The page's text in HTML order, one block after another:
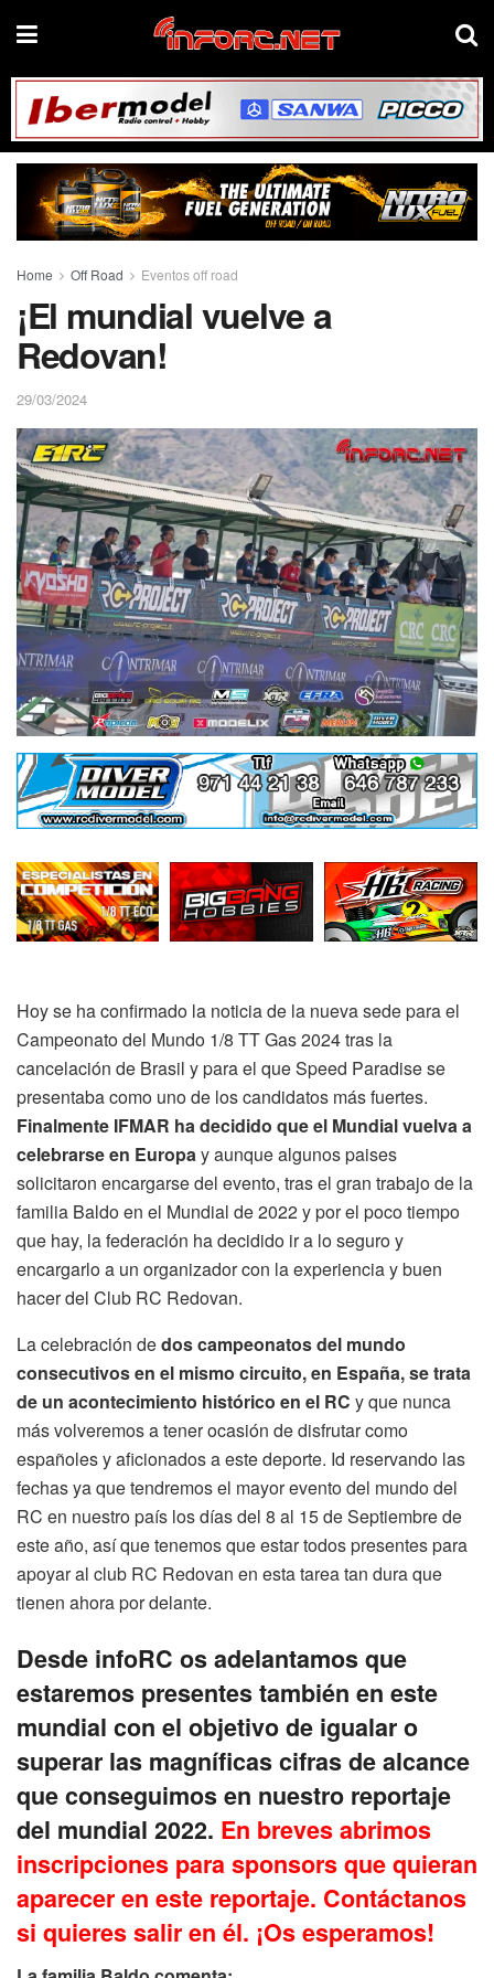
Home Off Road Eventos off road
¡El mundial vuelve a
Redovan!
29/03/2024
Hoy se ha confirmado la noticia de la nueva sede para el
Campeonato del Mundo 1/8 TT Gas 2024 tras la
cancelación de Brasil y para el que Speed Paradise se
presentaba como uno de los candidatos más fuertes.
Finalmente IFMAR ha decidido que el Mundial vuelva a
celebrarse en Europay aunque algunos paises
solicitaron encargarse del evento, tras el gran trabajo de la
familia Baldo en el Mundial de 2022 y por el poco tiempo
que hay, la federación ha decidido ir a lo seguro y
encargarlo a un organizador con la experiencia y buen
hacer del Club RC Redovan.
La celebración dedos campeonatos del mundo
consecutivos en el mismo circuito, en España, se trata
de un acontecimiento histórico en el RC y que nunca
más volveremos a tener ocasión de disfrutar como
españoles y aficionados a este deporte. Id reservando las
fechas ya que tendremos el mayor evento del mundo del
RC en nuestro país los días del 8 al 15 de Septiembre de
este año, así que tenemos que estar todos presentes para
apoyar al club RC Redovan en esta tarea tan dura que
tienen ahora por delante.
Desde infoRC os adelantamos que
estaremos presentes también en este
mundial con el objetivo de igualar o
superar las magníficas cifras de alcance
que conseguimos en nuestro reportaje
del mundial 2022. En breves abrimos
inscripciones para sponsors que quieran
aparecer en este reportaje. Contáctanos
si quieres salir en él. ¡Os esperamos!